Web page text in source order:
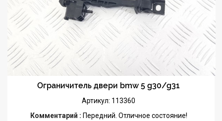
Ограничитель двери bmw 5 g30/g31
Артикул: 113360
Комментарий : Передний. Отличное состояние!